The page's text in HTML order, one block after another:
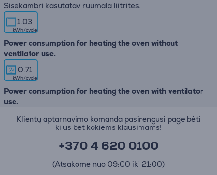
Sisekambri kasutatav ruumala liitrites.
1.03
kWh/cycle
Power consumption for heating the oven without
ventilator use.
0.71
kWh/cycle
Power consumption for heating the oven with ventilator
use.
Klientų aptarnavimo komanda pasirengusi pagelbėti
kilus bet kokiems klausimams!
+370 4 620 0100
(Atsakome nuo 09:00 iki 21:00)